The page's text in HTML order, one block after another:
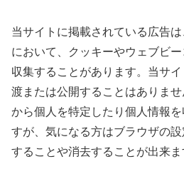
当サイトに掲載されている広告
において、クッキーやウェブビ
収集することがあります。当サ
渡または公開することはありま
から個人を特定したり個人情報
すが、気になる方はブラウザの
することや消去することが出来ま